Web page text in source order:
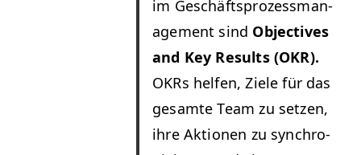
im Geschäft­sprozess­man­
age­ment sind Objec­tives
and Key Results (OKR).
OKRs helfen, Ziele für das
gesamte Team zu set­zen,
ihre Aktio­nen zu syn­chro­